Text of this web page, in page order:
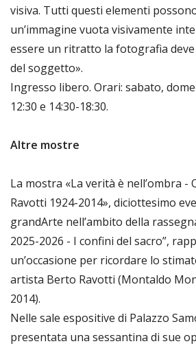
visiva. Tutti questi elementi
un’immagine vuota visivamente
essere un ritratto la fotografia deve
del soggetto».
Ingresso libero. Orari: sabato,
12:30 e 14:30-18:30.
Altre mostre
La mostra «La verità è nell’ombra -
Ravotti 1924-2014», diciottesimo
grandArte nell’ambito della
2025-2026 - I confini del sacro”,
un’occasione per ricordare lo
artista Berto Ravotti (Montaldo
2014).
Nelle sale espositive di Palazzo
presentata una sessantina di sue